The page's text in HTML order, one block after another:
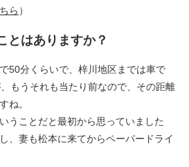
ら ）
はありますか？
50分くらいで、梓川地区までは車で
もうそれも当たり前なので、その距離
ね。
うことだと最初から思っていました
、妻も松本に来てからペーパードライ